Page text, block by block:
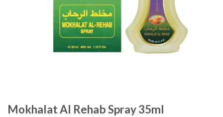
Mokhalat Al Rehab Spray 35ml